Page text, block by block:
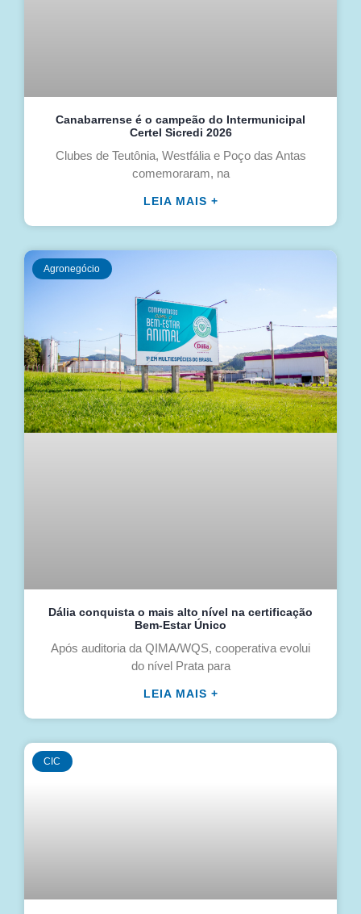
Canabarrense é o campeão do Intermunicipal
Certel Sicredi 2026
Clubes de Teutônia, Westfália e Poço das Antas
comemoraram, na
LEIA MAIS +
Agronegócio
Dália conquista o mais alto nível na certificação
Bem-Estar Único
Após auditoria da QIMA/WQS, cooperativa evolui
do nível Prata para
LEIA MAIS +
CIC